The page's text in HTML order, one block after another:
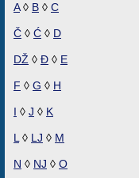
A◊ B ◊ C
Č ◊ Ć ◊ D
DŽ ◊ Đ ◊ E
F ◊ G ◊ H
I ◊ J ◊ K
L ◊ LJ ◊ M
N ◊ NJ ◊ O